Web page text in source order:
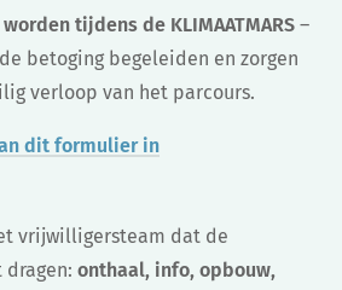
tijdens de KLIMAATMARS –
betoging begeleiden en zorgen
verloop van het parcours.
dit formulier in
vrijwilligersteam dat de
dragen: onthaal, info, opbouw,